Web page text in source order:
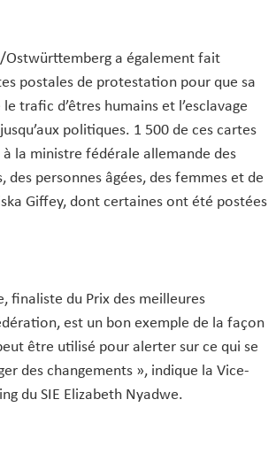
Ostwürttemberg a également fait
postales de protestation pour que sa
trafic d’êtres humains et l’esclavage
politiques. 1 500 de ces cartes
la ministre fédérale allemande des
des personnes âgées, des femmes et de
Giffey, dont certaines ont été postées
finaliste du Prix des meilleures
est un bon exemple de la façon
être utilisé pour alerter sur ce qui se
des changements », indique la Vice-
du SIE Elizabeth Nyadwe.